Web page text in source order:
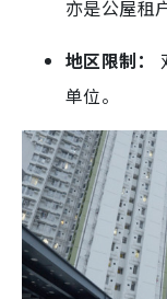
亦是公屋租
地区限制：
单位。